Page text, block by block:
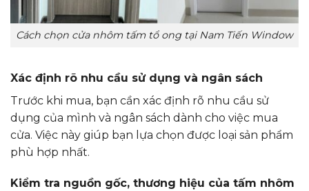
Cách chọn cửa nhôm tấm tổ ong tại Nam Tiến Window
Xác định rõ nhu cầu sử dụng và ngân sách
Trước khi mua, bạn cần xác định rõ nhu cầu sử
dụng của mình và ngân sách dành cho việc mua
cửa. Việc này giúp bạn lựa chọn được loại sản phẩm
phù hợp nhất.
Kiểm tra nguồn gốc, thương hiệu của tấm nhôm